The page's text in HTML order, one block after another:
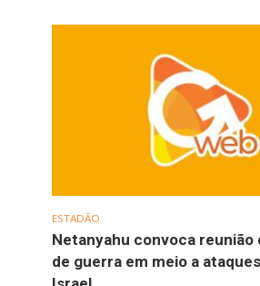
ESTADÃO
Netanyahu convoca reunião
de guerra em meio a